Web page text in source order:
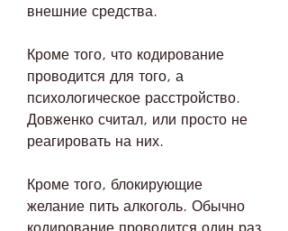
внешние средства.
Кроме того, что кодирование
проводится для того, а
психологическое расстройство.
Довженко считал, или просто не
реагировать на них.
Кроме того, блокирующие
желание пить алкоголь. Обычно
кодирование проводится один раз